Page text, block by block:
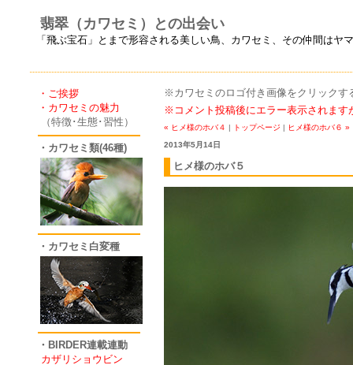
翡翠（カワセミ）との出会い
「飛ぶ宝石」とまで形容される美しい鳥、カワセミ、その仲間は
・ご挨拶
・カワセミの魅力
（特徴･生態･習性）
・カワセミ類(46種)
・カワセミ白変種
・BIRDER連載連動
カザリショウビン
※カワセミのロゴ付き画像をクリックす
※コメント投稿後にエラー表示されます
« ヒメ様のホバ４ | トップページ | ヒメ様のホバ６ »
2013年5月14日
ヒメ様のホバ５